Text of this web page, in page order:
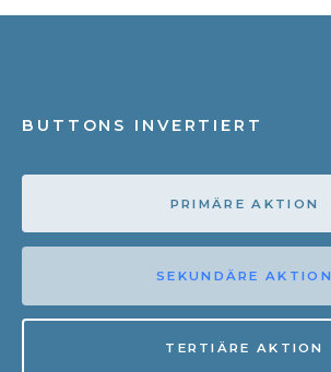
BUTTONS INVERTIERT
PRIMÄRE AKTION
SEKUNDÄRE AKTION
TERTIÄRE AKTION